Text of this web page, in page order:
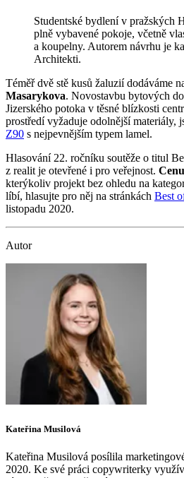
Studentské bydlení v pražských
plně vybavené pokoje, včetně
a koupelny. Autorem návrhu je
Architekti.
Téměř dvě stě kusů žaluzií dodáváme
Masarykova. Novostavbu bytových
Jizerského potoka v těsné blízkosti
prostředí vyžaduje odolnější materiály,
Z90 s nejpevnějším typem lamel.
Hlasování 22. ročníku soutěže o titul
z realit je otevřené i pro veřejnost.
kterýkoliv projekt bez ohledu na
líbí, hlasujte pro něj na stránkách Best
listopadu 2020.
Autor
Kateřina Musilová
Kateřina Musilová posílila
2020. Ke své práci copywriterky